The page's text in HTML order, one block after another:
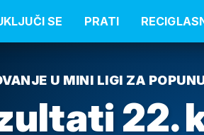
SE PRATI
U MINI LIGI ZA
22.